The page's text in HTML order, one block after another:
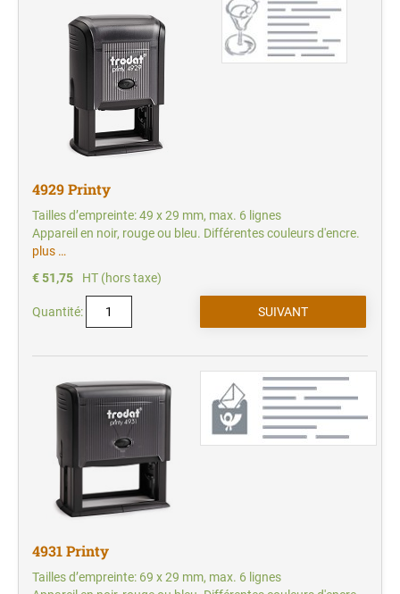
4929 Printy
Tailles d’empreinte: 49 x 29 mm, max. 6 lignes
Appareil en noir, rouge ou bleu. Différentes couleurs d'encre.
plus …
€ 51,75
HT (hors taxe)
Quantité:
4931 Printy
Tailles d’empreinte: 69 x 29 mm, max. 6 lignes